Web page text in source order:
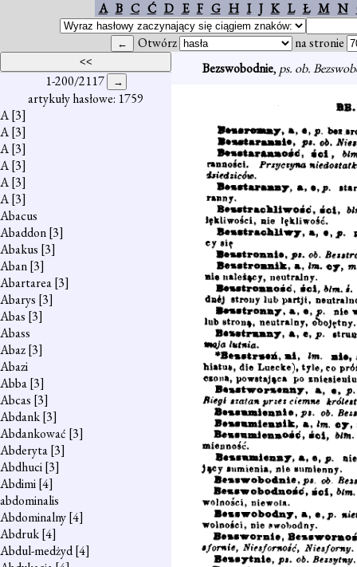
A B C Ć D E F G H I J K L Ł M N
Otwórz na stronie
1-200/2117
artykuły hasłowe: 1759
A[3]
A[3]
A[3]
A[3]
A[3]
A[3]
Abacus
Abaddon[3]
Abakus [3]
Aban[3]
Abartarea[3]
Abarys [3]
Abas [3]
Abass
Abaz[3]
Abazi
Abba[3]
Abcas [3]
Abdank[3]
Abdankować [3]
Abderyta[3]
Abdhuci[3]
Abdimi[4]
abdominalis
Abdominalny[4]
Abdruk[4]
Abdul-medżyd[4]
Bezswobodnie, ps. ob.